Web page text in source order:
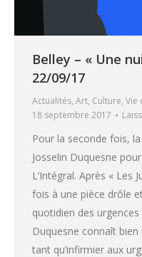
Belley – « Une
22/09/17
Actualités, Art, Culture, Vie
18 septembre 2017
Pour la seconde fois, la
Josselin Duquesne
L’Intégral. Après « Les
fois à une pièce drôle
quotidien des
Duquesne connaît bien
tant qu’infirmier aux